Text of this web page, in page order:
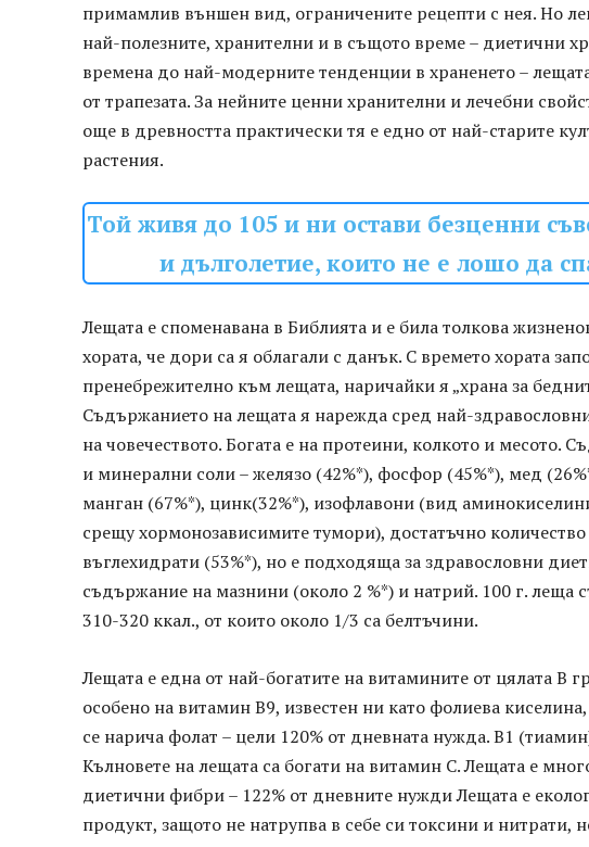
примамлив външен вид, ограничените рецепти с нея. Но
най-полезните, хранителни и в същото време – диетични
времена до най-модерните тенденции в храненето –
от трапезата. За нейните ценни хранителни и лечебни
още в древността практически тя е едно от най-старите
растения.
Той живя до 105 и ни остави безценни
и дълголетие, които не е лошо да
Лещата е споменавана в Библията и е била толкова
хората, че дори са я облагали с данък. С времето хората
пренебрежително към лещата, наричайки я „храна за
Съдържанието на лещата я нарежда сред най-
на човечеството. Богата е на протеини, колкото и месото.
и минерални соли – желязо (42%*), фосфор (45%*), мед
манган (67%*), цинк(32%*), изофлавони (вид
срещу хормонозависимите тумори), достатъчно
въглехидрати (53%*), но е подходяща за здравословни
съдържание на мазнини (около 2 %*) и натрий. 100 г. леща
310-320 ккал., от които около 1/3 са белтъчини.
Лещата е една от най-богатите на витамините от цялата В
особено на витамин В9, известен ни като фолиева
се нарича фолат – цели 120% от дневната нужда. В1
Кълновете на лещата са богати на витамин С. Лещата е
диетични фибри – 122% от дневните нужди Лещата е
продукт, защото не натрупва в себе си токсини и нитрати,